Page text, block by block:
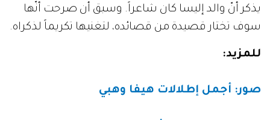
يذكر أنّ والد إليسا كان شاعراً. وسبق أن صرحت أنّها
سوف تختار قصيدة من قصائده، لتغنيها تكريماً لذكراه.
للمزيد:
صور: أجمل إطلالات هيفا وهبي